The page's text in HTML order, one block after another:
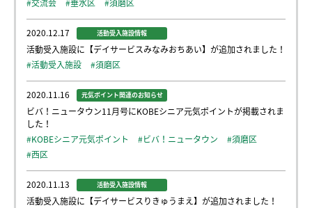
#交流会
#垂水区 #須磨区
2020.12.17 活動受入施設情報
活動受入施設に【デイサービスみなみおちあい】が追加されました！
#活動受入施設
#須磨区
2020.11.16 元気ポイント関連のお知らせ
ビバ！ニュータウン11月号にKOBEシニア元気ポイントが掲載されま
した！
#KOBEシニア元気ポイント
#ビバ！ニュータウン
#須磨区
#西区
2020.11.13 活動受入施設情報
活動受入施設に【デイサービスりきゅうまえ】が追加されました！